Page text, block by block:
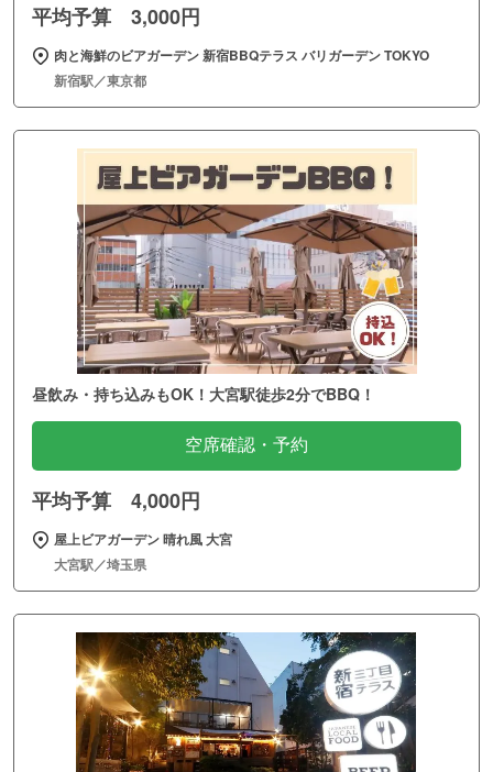
平均予算 3,000円
肉と海鮮のビアガーデン 新宿BBQテラス バリガーデン TOKYO
新宿駅／東京都
昼飲み・持ち込みもOK！大宮駅徒歩2分でBBQ！
空席確認・予約
平均予算 4,000円
屋上ビアガーデン 晴れ風 大宮
大宮駅／埼玉県